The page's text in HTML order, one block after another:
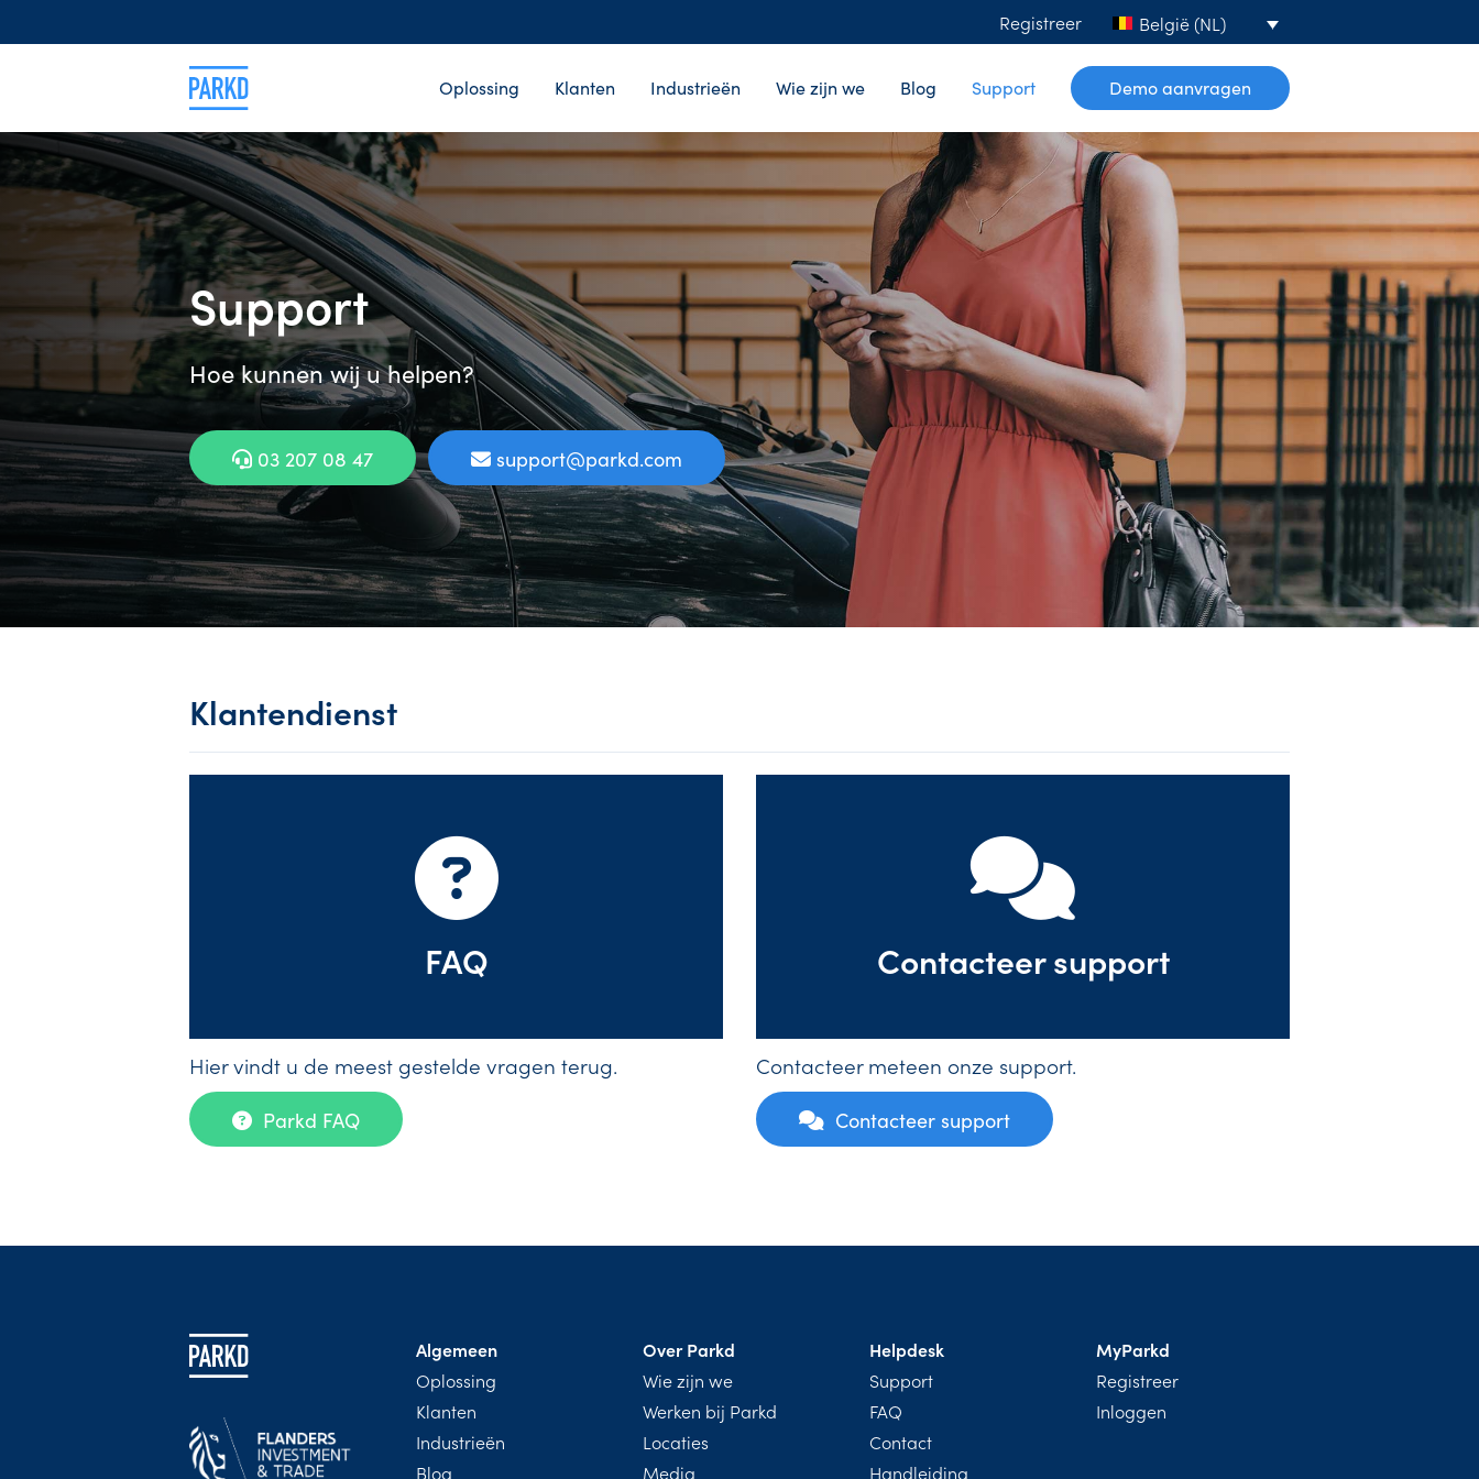
Registreer België (NL)
Oplossing Klanten Industrieën Wie zijn we Blog Support Demo aanvragen
Support
Hoe kunnen wij u helpen?
03 207 08 47 support@parkd.com
Klantendienst
FAQ
Hier vindt u de meest gestelde vragen terug.
Parkd FAQ
Contacteer support
Contacteer meteen onze support.
Contacteer support
Algemeen
Oplossing
Klanten
Industrieën
Blog
Over Parkd
Wie zijn we
Werken bij Parkd
Locaties
Media
Helpdesk
Support
FAQ
Contact
Handleiding
MyParkd
Registreer
Inloggen